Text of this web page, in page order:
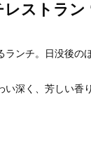
ストラ
ンチ。日没後の
深く、芳しい香